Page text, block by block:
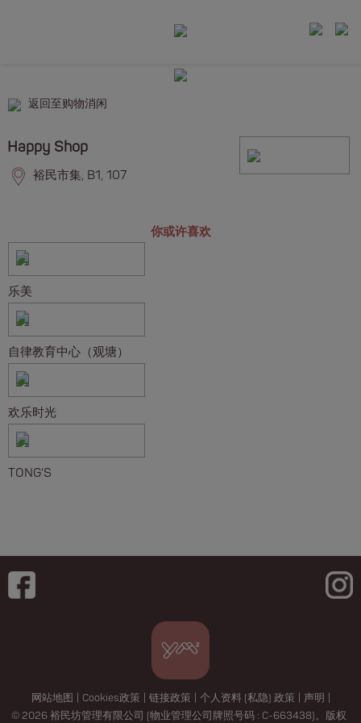
返回至购物消闲
Happy Shop
裕民市集, B1, 107
你或许喜欢
乐美
自律教育中心（观塘）
欢乐时光
TONG'S
网站地图 Cookies政策 链接政策 个人资料 (私隐) 政策 声明
© 2026 裕民坊管理有限公司 (物业管理公司牌照号码 : C-663438)。版权